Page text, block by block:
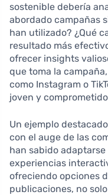
sostenible debería
abordado campañas
han utilizado? ¿Qué
resultado más
ofrecer insights
que toma la
como Instagram o
joven y
Un ejemplo
con el auge de las
han sabido
experiencias
ofreciendo opciones
publicaciones, no